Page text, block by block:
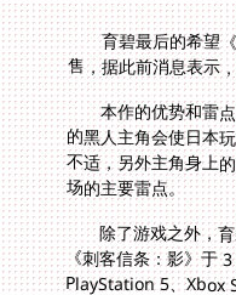
育碧最后的希望
售，据此前消息表示
本作的优势和雷
的黑人主角会使日
不适，另外主角身
场的主要雷点。
除了游戏之外，
《刺客信条：
PlayStation 5、